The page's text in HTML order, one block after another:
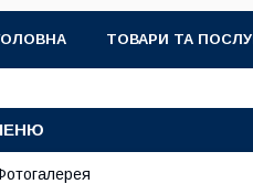
ТОВАРИ ТА